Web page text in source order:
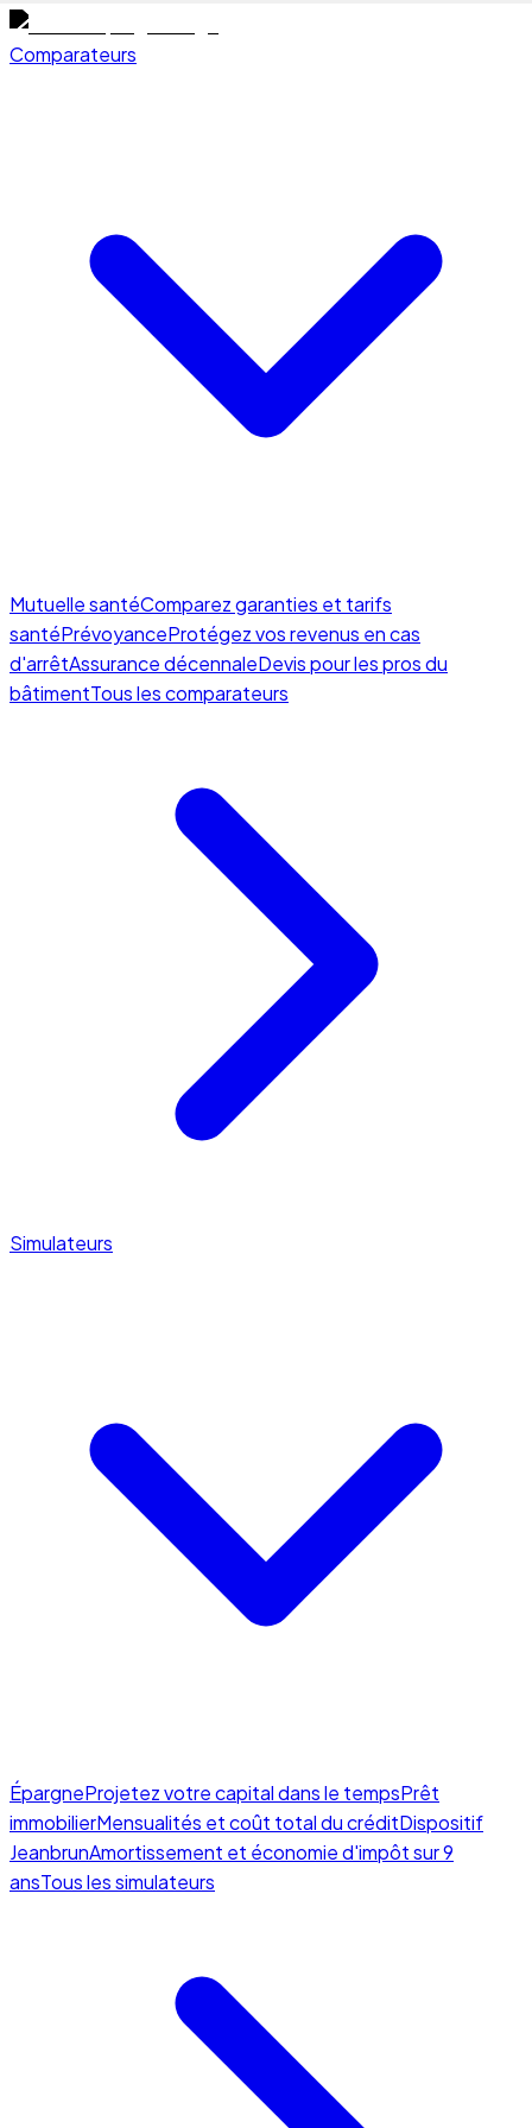
Comparateurs
Mutuelle santéComparez garanties et tarifs
santéPrévoyanceProtégez vos revenus en cas
d'arrêtAssurance décennaleDevis pour les pros du
bâtimentTous les comparateurs
Simulateurs
ÉpargneProjetez votre capital dans le tempsPrêt
immobilierMensualités et coût total du créditDispositif
JeanbrunAmortissement et économie d'impôt sur 9
ansTous les simulateurs